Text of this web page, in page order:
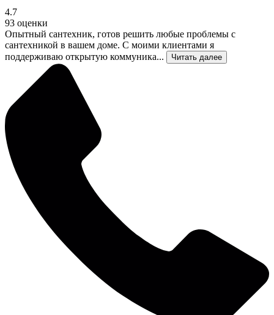
4.7
93 оценки
Опытный сантехник, готов решить любые проблемы с
сантехникой в вашем доме. С моими клиентами я
поддерживаю открытую коммуника...
Читать далее